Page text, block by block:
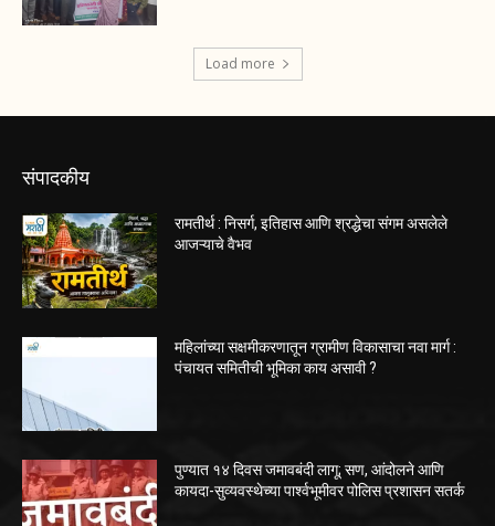
Load more
संपादकीय
रामतीर्थ : निसर्ग, इतिहास आणि श्रद्धेचा संगम असलेले
आजऱ्याचे वैभव
महिलांच्या सक्षमीकरणातून ग्रामीण विकासाचा नवा मार्ग :
पंचायत समितीची भूमिका काय असावी ?
पुण्यात १४ दिवस जमावबंदी लागू; सण, आंदोलने आणि
कायदा-सुव्यवस्थेच्या पार्श्वभूमीवर पोलिस प्रशासन सतर्क